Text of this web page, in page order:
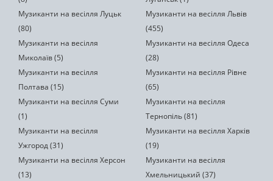
Музиканти на весілля Луцьк
(80)
Музиканти на весілля Львів
(455)
Музиканти на весілля
Миколаїв (5)
Музиканти на весілля Одеса
(28)
Музиканти на весілля
Полтава (15)
Музиканти на весілля Рівне
(65)
Музиканти на весілля Суми
(1)
Музиканти на весілля
Тернопіль (81)
Музиканти на весілля
Ужгород (31)
Музиканти на весілля Харків
(19)
Музиканти на весілля Херсон
(13)
Музиканти на весілля
Хмельницький (37)